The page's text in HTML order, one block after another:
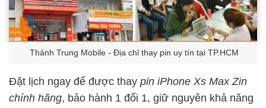
Thành Trung Mobile - Địa chỉ thay pin uy tín tại TP.HCM
Đặt lịch ngay để được thay pin iPhone Xs Max Zin
chính hãng, bảo hành 1 đổi 1, giữ nguyên khả năng